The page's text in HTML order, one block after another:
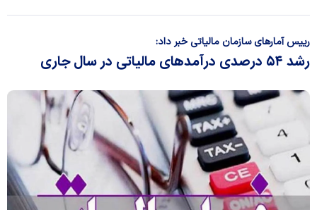
رییس آمار‌های سازمان مالیاتی خبر داد:
رشد ۵۴ درصدی درآمد‌های مالیاتی در سال جاری